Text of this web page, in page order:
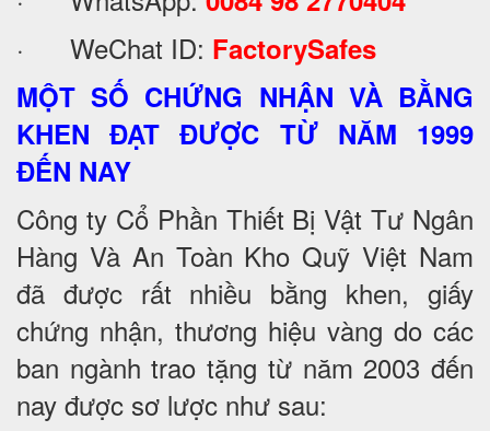
· WeChat ID: FactorySafes
MỘT SỐ CHỨNG NHẬN VÀ BẰNG
KHEN ĐẠT ĐƯỢC TỪ NĂM 1999
ĐẾN NAY
Công ty Cổ Phần Thiết Bị Vật Tư Ngân
Hàng Và An Toàn Kho Quỹ Việt Nam
đã được rất nhiều bằng khen, giấy
chứng nhận, thương hiệu vàng do các
ban ngành trao tặng từ năm 2003 đến
nay được sơ lược như sau: